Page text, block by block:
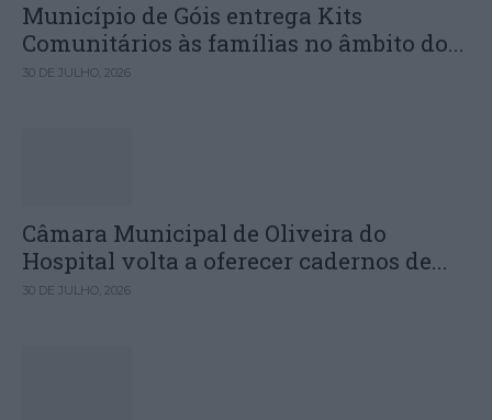
Município de Góis entrega Kits
Comunitários às famílias no âmbito do...
30 DE JULHO, 2026
Câmara Municipal de Oliveira do
Hospital volta a oferecer cadernos de...
30 DE JULHO, 2026